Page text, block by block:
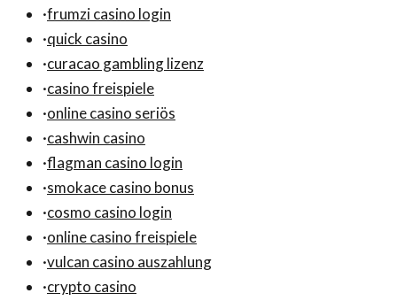
·frumzi casino login
·quick casino
·curacao gambling lizenz
·casino freispiele
·online casino seriös
·cashwin casino
·flagman casino login
·smokace casino bonus
·cosmo casino login
·online casino freispiele
·vulcan casino auszahlung
·crypto casino